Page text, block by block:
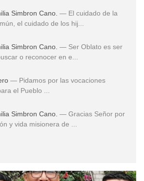
Simbron Cano. — El cuidado de la
el cuidado de los hij...
Simbron Cano. — Ser Oblato es ser
o reconocer en e...
— Pidamos por las vocaciones
el Pueblo ...
Simbron Cano. — Gracias Señor por
y vida misionera de ...